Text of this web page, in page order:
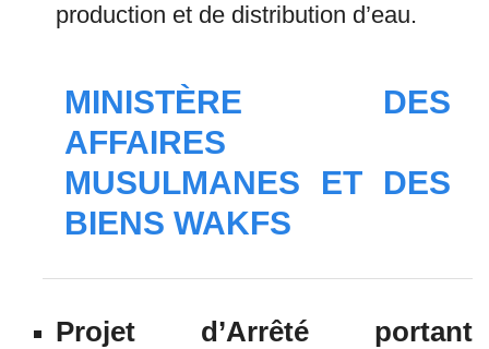
production et de distribution d’eau.
MINISTÈRE DES
AFFAIRES
MUSULMANES ET DES
BIENS WAKFS
Projet d’Arrêté portant